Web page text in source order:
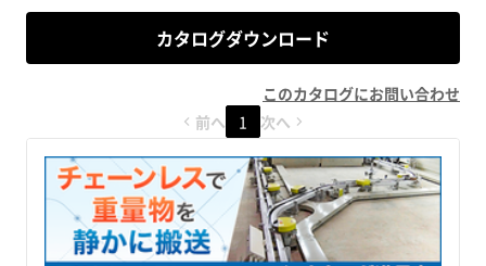
カタログダウンロード
このカタログにお問い合わせ
前へ
1 次へ